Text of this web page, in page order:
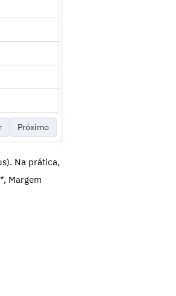
Próximo
Na prática,
Margem